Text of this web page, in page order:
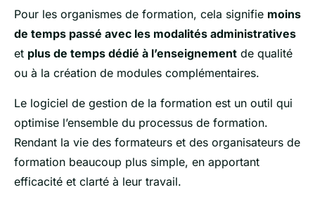
Pour les organismes de formation, cela signifie moins
de temps passé avec les modalités administratives
et plus de temps dédié à l’enseignement de qualité
ou à la création de modules complémentaires.
Le logiciel de gestion de la formation est un outil qui
optimise l’ensemble du processus de formation.
Rendant la vie des formateurs et des organisateurs de
formation beaucoup plus simple, en apportant
efficacité et clarté à leur travail.